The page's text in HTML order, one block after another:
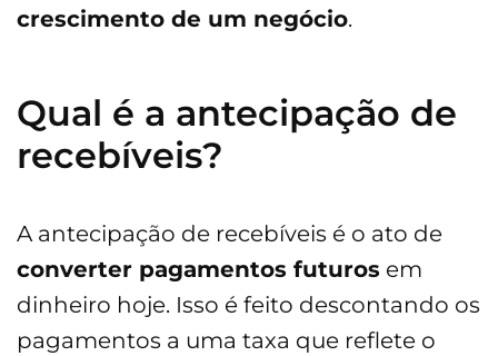
crescimento de um negócio.
Qual é a antecipação de
recebíveis?
A antecipação de recebíveis é o ato de
converter pagamentos futuros em
dinheiro hoje. Isso é feito descontando os
pagamentos a uma taxa que reflete o